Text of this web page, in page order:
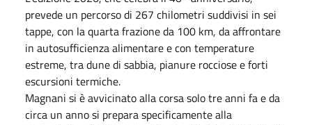
prevede un percorso di 267 chilometri suddivisi in sei
tappe, con la quarta frazione da 100 km, da affrontare
in autosufficienza alimentare e con temperature
estreme, tra dune di sabbia, pianure rocciose e forti
escursioni termiche.
Magnani si è avvicinato alla corsa solo tre anni fa e da
circa un anno si prepara specificamente alla